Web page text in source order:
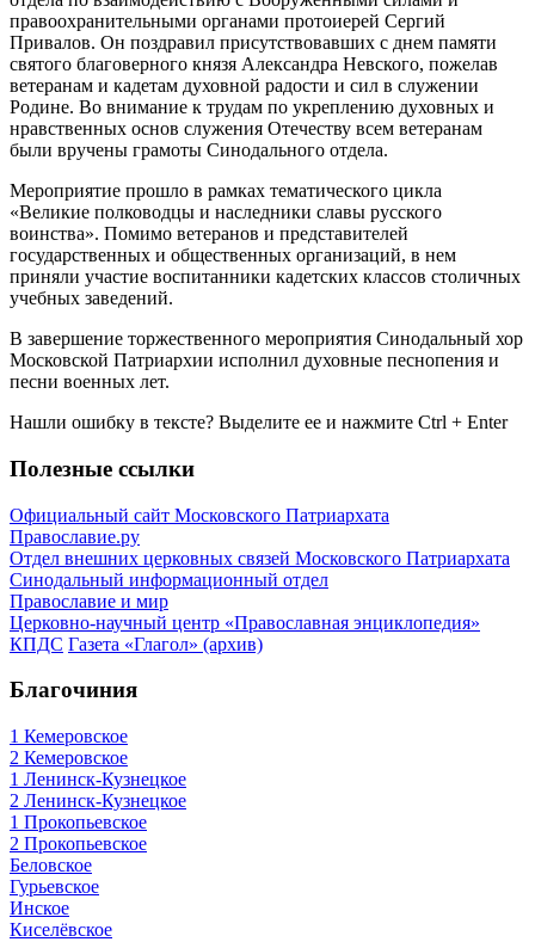
правоохранительными органами протоиерей Сергий
Привалов. Он поздравил присутствовавших с днем памяти
святого благоверного князя Александра Невского, пожелав
ветеранам и кадетам духовной радости и сил в служении
Родине. Во внимание к трудам по укреплению духовных и
нравственных основ служения Отечеству всем ветеранам
были вручены грамоты Синодального отдела.
Мероприятие прошло в рамках тематического цикла
«Великие полководцы и наследники славы русского
воинства». Помимо ветеранов и представителей
государственных и общественных организаций, в нем
приняли участие воспитанники кадетских классов столичных
учебных заведений.
В завершение торжественного мероприятия Синодальный хор
Московской Патриархии исполнил духовные песнопения и
песни военных лет.
Нашли ошибку в тексте? Выделите ее и нажмите Ctrl + Enter
Полезные ссылки
Официальный сайт Московского Патриархата
Православие.ру
Отдел внешних церковных связей Московского Патриархата
Синодальный информационный отдел
Православие и мир
Церковно-научный центр «Православная энциклопедия»
КПДС Газета «Глагол» (архив)
Благочиния
1 Кемеровское
2 Кемеровское
1 Ленинск-Кузнецкое
2 Ленинск-Кузнецкое
1 Прокопьевское
2 Прокопьевское
Беловское
Гурьевское
Инское
Киселёвское